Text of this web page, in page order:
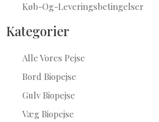
Køb-Og-Leveringsbetingelser
Kategorier
Alle Vores Pejse
Bord Biopejse
Gulv Biopejse
Væg Biopejse